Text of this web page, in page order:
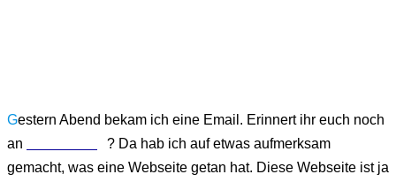
Gestern Abend bekam ich eine Email. Erinnert ihr euch noch
an
? Da hab ich auf etwas aufmerksam
gemacht, was eine Webseite getan hat. Diese Webseite ist ja